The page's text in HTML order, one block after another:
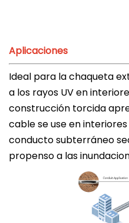
Aplicaciones
Ideal para la chaqueta
a los rayos UV en
construcción torcida
cable se use en
conducto subterráneo
propenso a las